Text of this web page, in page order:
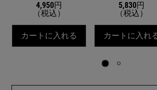
4,950円
（税込）
カートに入れる キールズ ディープク
5,830円
（税込）
カートに入れ